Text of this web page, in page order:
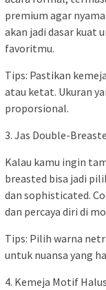
premium agar
akan jadi dasar kuat
favoritmu.
Tips: Pastikan
atau ketat. Ukuran
proporsional.
3. Jas Double-
Kalau kamu ingin
breasted bisa jadi
dan sophisticated.
dan percaya diri di
Tips: Pilih warna
untuk nuansa yang
4. Kemeja Motif